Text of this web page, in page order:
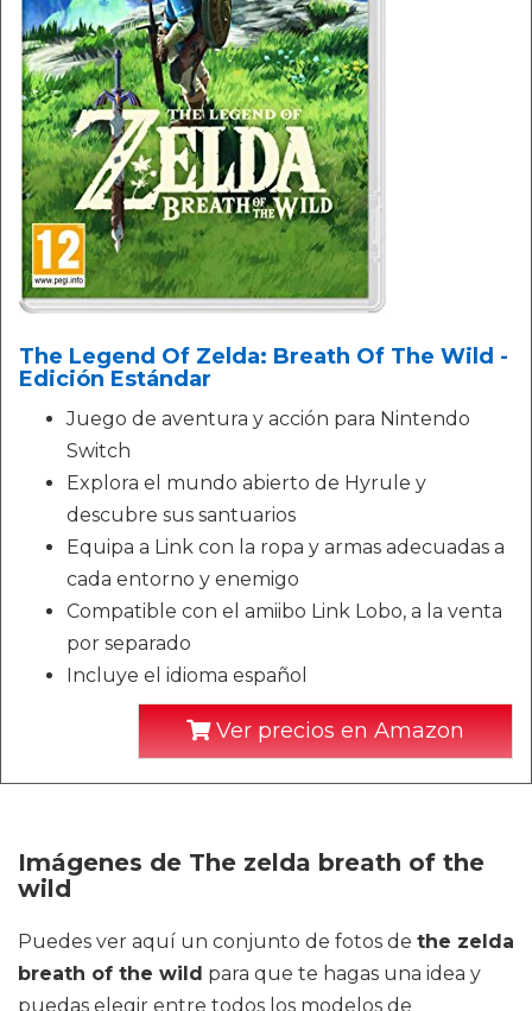
The Legend Of Zelda: Breath Of The Wild -
Edición Estándar
Juego de aventura y acción para Nintendo
Switch
Explora el mundo abierto de Hyrule y
descubre sus santuarios
Equipa a Link con la ropa y armas adecuadas a
cada entorno y enemigo
Compatible con el amiibo Link Lobo, a la venta
por separado
Incluye el idioma español
Ver precios en Amazon
Imágenes de The zelda breath of the
wild
Puedes ver aquí un conjunto de fotos de the zelda
breath of the wild para que te hagas una idea y
puedas elegir entre todos los modelos de